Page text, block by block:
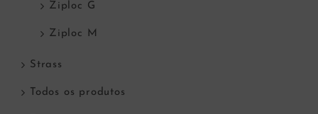
Ziploc G
Ziploc M
Strass
Todos os produtos